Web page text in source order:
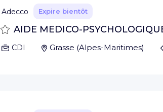
Adecco Expire bientôt
Sauvegarder
AIDE MEDICO-
CDI Grasse (Alpes-Maritimes)